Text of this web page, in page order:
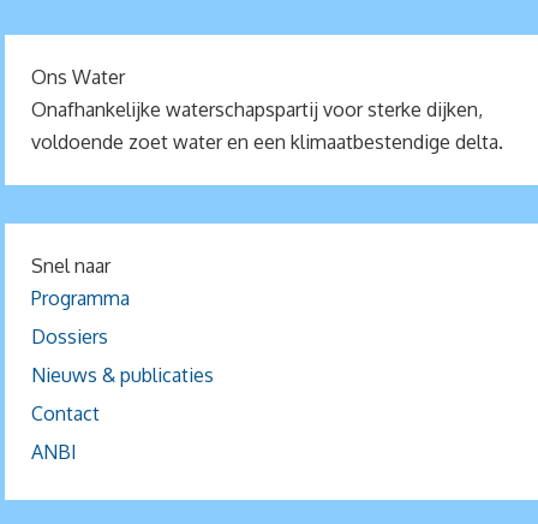
Ons Water
Onafhankelijke waterschapspartij voor sterke dijken,
voldoende zoet water en een klimaatbestendige delta.
Snel naar
Programma
Dossiers
Nieuws & publicaties
Contact
ANBI